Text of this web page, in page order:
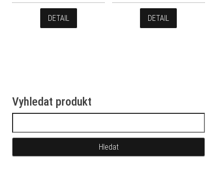
DETAIL DETAIL
Vyhledat produkt